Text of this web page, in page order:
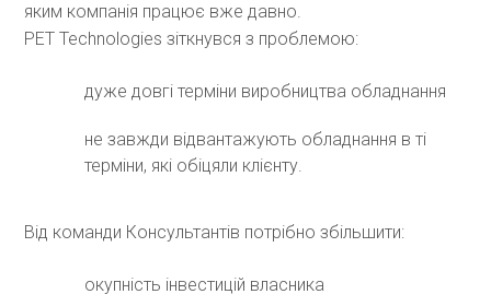
яким компанія працює вже давно.
PET Technologies зіткнувся з проблемою:
дуже довгі терміни виробництва обладнання
не завжди відвантажують обладнання в ті
терміни, які обіцяли клієнту.
Від команди Консультантів потрібно збільшити:
окупність інвестицій власника